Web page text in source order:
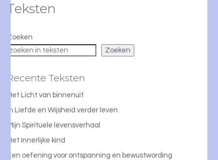
Teksten
Zoeken
Zoeken
Recente Teksten
Het Licht van binnenuit
In Liefde en Wijsheid verder leven
Mijn Spirituele levensverhaal
Het Innerlijke kind
Een oefening voor ontspanning en bewustwording